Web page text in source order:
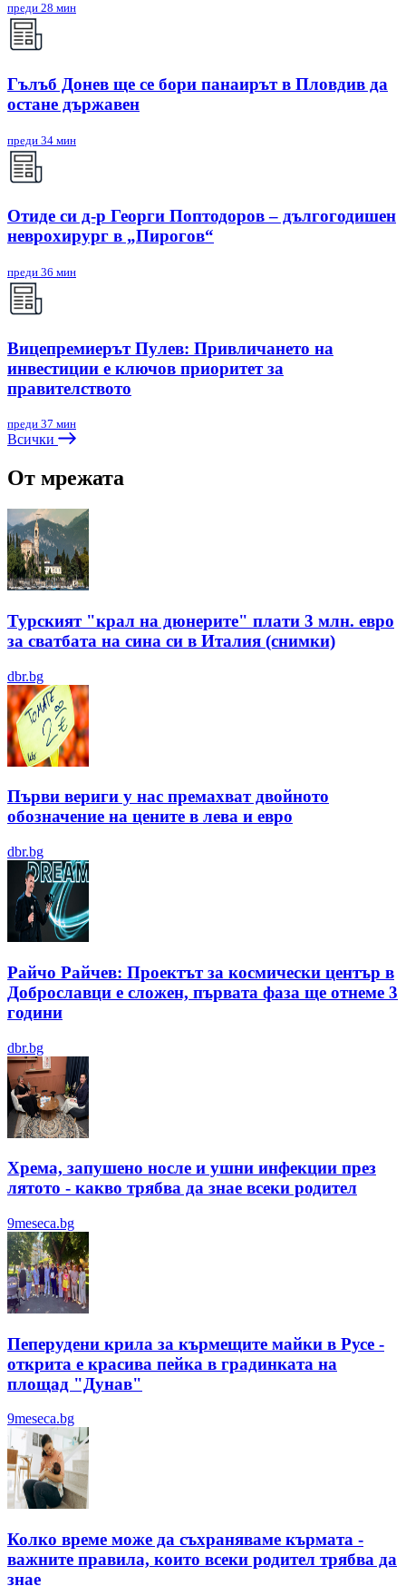
преди 28 мин
Гълъб Донев ще се бори панаирът в Пловдив да
остане държавен
преди 34 мин
Отиде си д-р Георги Поптодоров – дългогодишен
неврохирург в „Пирогов“
преди 36 мин
Вицепремиерът Пулев: Привличането на
инвестиции е ключов приоритет за
правителството
преди 37 мин
Всички
От мрежата
Турският "крал на дюнерите" плати 3 млн. евро
за сватбата на сина си в Италия (снимки)
dbr.bg
Първи вериги у нас премахват двойното
обозначение на цените в лева и евро
dbr.bg
Райчо Райчев: Проектът за космически център в
Доброславци е сложен, първата фаза ще отнеме 3
години
dbr.bg
Хрема, запушено носле и ушни инфекции през
лятотo - какво трябва да знае всеки родител
9meseca.bg
Пеперудени крила за кърмещите майки в Русе -
открита е красива пейка в градинката на
площад "Дунав"
9meseca.bg
Колко време може да съхраняваме кърмата -
важните правила, които всеки родител трябва да
знае